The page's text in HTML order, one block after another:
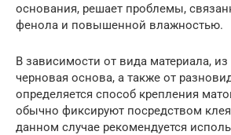
основания, решает проблемы,
фенола и повышенной влажностью.
В зависимости от вида материала,
черновая основа, а также от
определяется способ крепления
обычно фиксируют посредством
данном случае рекомендуется